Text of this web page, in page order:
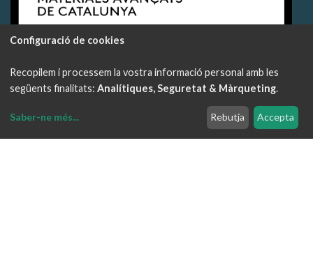
Milà i Fontanals 14, 1r 6a
Modificar
Configuració de cookies
Recopilem i processem la vostra informació personal amb les
següents finalitats: Analítiques, Seguretat & Màrqueting.
Saber-ne més... Rebutja Accepta